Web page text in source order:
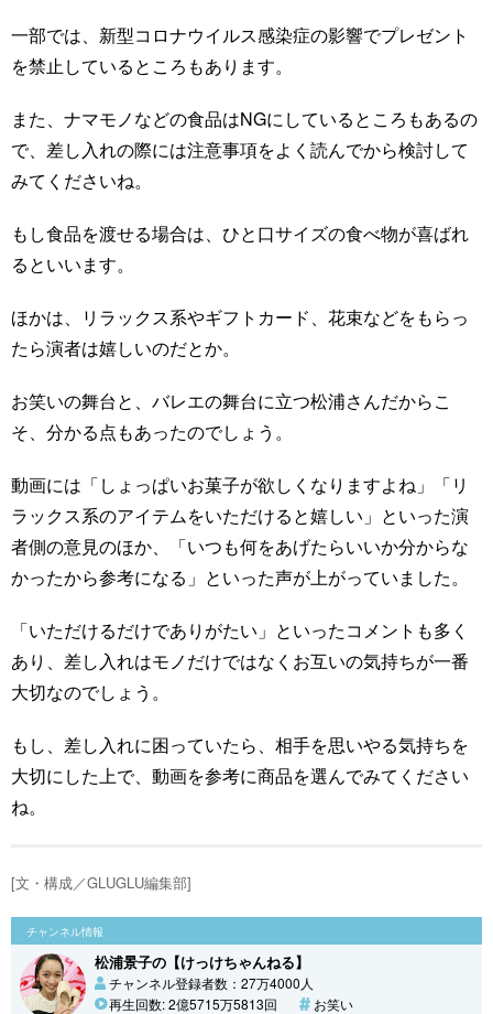
一部では、新型コロナウイルス感染症の影響でプレゼント
を禁止しているところもあります。
また、ナマモノなどの食品はNGにしているところもあるの
で、差し入れの際には注意事項をよく読んでから検討して
みてくださいね。
もし食品を渡せる場合は、ひと口サイズの食べ物が喜ばれ
るといいます。
ほかは、リラックス系やギフトカード、花束などをもらっ
たら演者は嬉しいのだとか。
お笑いの舞台と、バレエの舞台に立つ松浦さんだからこ
そ、分かる点もあったのでしょう。
動画には「しょっぱいお菓子が欲しくなりますよね」「リ
ラックス系のアイテムをいただけると嬉しい」といった演
者側の意見のほか、「いつも何をあげたらいいか分からな
かったから参考になる」といった声が上がっていました。
「いただけるだけでありがたい」といったコメントも多く
あり、差し入れはモノだけではなくお互いの気持ちが一番
大切なのでしょう。
もし、差し入れに困っていたら、相手を思いやる気持ちを
大切にした上で、動画を参考に商品を選んでみてください
ね。
[文・構成／GLUGLU編集部]
チャンネル情報
松浦景子の【けっけちゃんねる】
チャンネル登録者数：27万4000人
再生回数: 2億5715万5813回
お笑い